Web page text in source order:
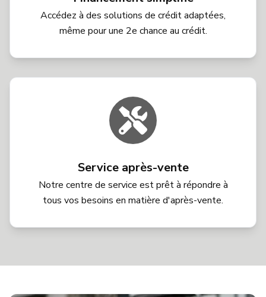
Accédez à des solutions de crédit adaptées,
même pour une 2e chance au crédit.
Service après-vente
Notre centre de service est prêt à répondre à
tous vos besoins en matière d'après-vente.